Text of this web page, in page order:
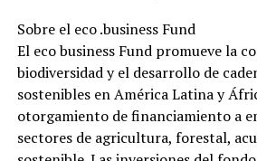
Sobre el eco .business Fund
El eco business Fund promueve la
biodiversidad y el desarrollo de
sostenibles en América Latina y
otorgamiento de financiamiento a
sectores de agricultura, forestal,